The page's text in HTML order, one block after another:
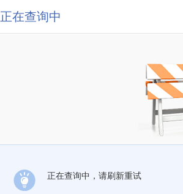
正在查询中
正在查询中，请刷新重试